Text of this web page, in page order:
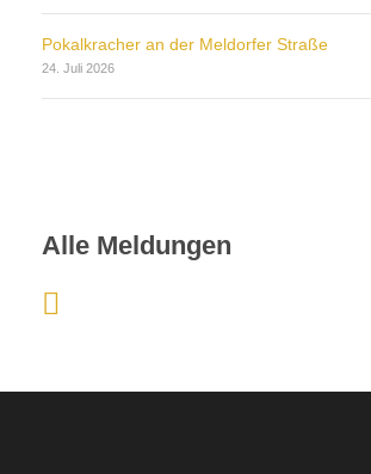
Pokalkracher an der Meldorfer Straße
24. Juli 2026
Alle Meldungen
ä